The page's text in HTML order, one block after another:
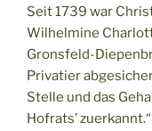
Seit 1739 war
Wilhelmine
Gronsfeld-
Privatier
Stelle und das
Hofrats’